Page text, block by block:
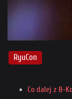
RyuCon
Co dalej z B-